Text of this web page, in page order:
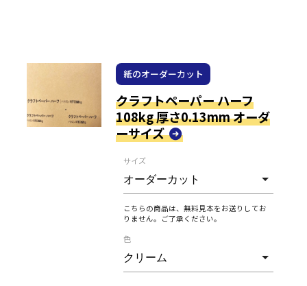
紙のオーダーカット
クラフトペーパー ハーフ
108kg 厚さ0.13mm オーダ
ーサイズ
サイズ
こちらの商品は、無料見本をお送りしてお
りません。ご了承ください。
色